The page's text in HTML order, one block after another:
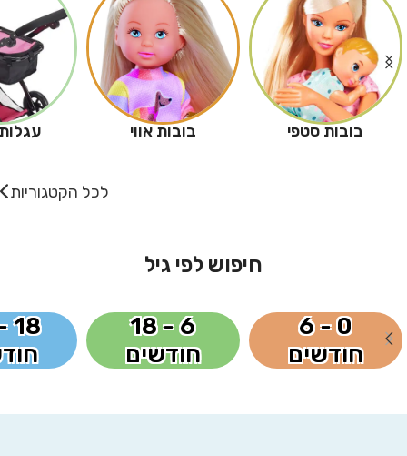
בובות סטפי בובות אווי
לכל הקטגוריות
חיפוש לפי גיל
0 - 6
חודשים
6 - 18
חודשים